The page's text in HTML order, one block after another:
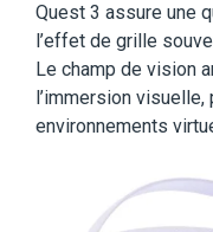
Quest 3 assure une
l’effet de grille
Le champ de vision
l’immersion
environnements